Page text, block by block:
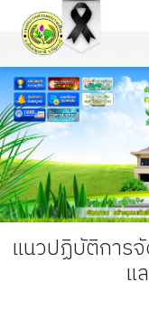
แนวปฏิบัติการจั
แ